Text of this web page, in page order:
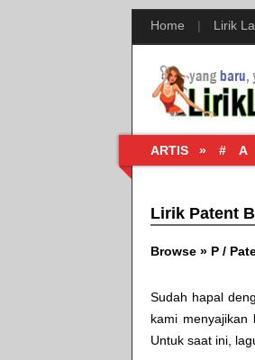
Home | Lirik
ARTIS » # A
Lirik Patent
Browse » P /
Sudah hapal
kami menyajikan
Untuk saat ini,